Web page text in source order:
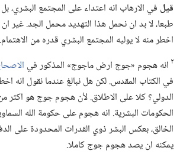
قيل في الارهاب انه اعتداء على المجتمع البشري،‏
طبعا،‏ لا بد ان نحمل هذا التهديد محمل الجد.‏ غير
اخطر منه لا يوليه المجتمع البشري قدره من
٢ انه هجوم «جوج ارض ماجوج» المذكور في الاصحاح ٣٨ من سفر
في الكتاب المقدس.‏ لكن هل نبالغ عندما نقول انه
الدولي؟‏ كلا على الاطلاق.‏ لأن هجوم جوج هو
الحكومات البشرية.‏ انه هجوم على حكومة الله
الخالق،‏ بعكس البشر ذوي القدرات المحدودة على
يمكنه ان يصد هجوم جوج كاملا.‏